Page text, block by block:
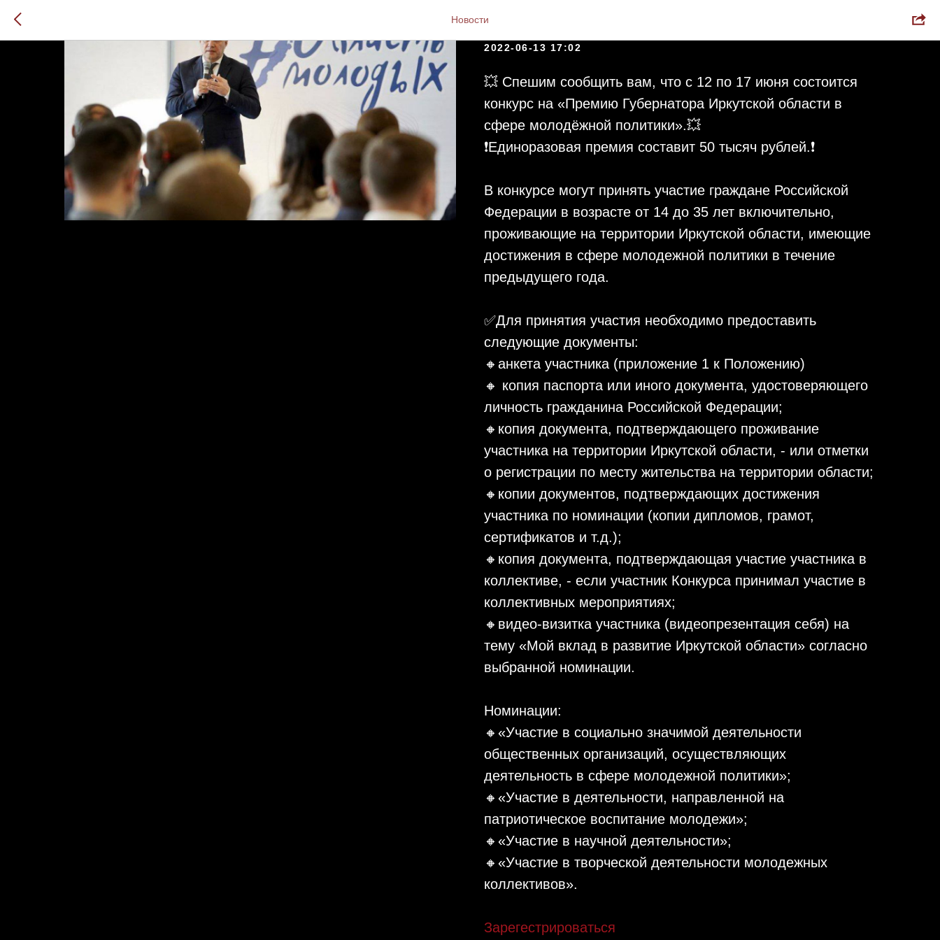
НовостиПремия Губернатора
2022-06-13 17:02
💥 Спешим сообщить вам, что с 12 по 17 июня состоится
конкурс на «Премию Губернатора Иркутской области в
сфере молодёжной политики».💥
❗️Единоразовая премия составит 50 тысяч рублей.❗️
В конкурсе могут принять участие граждане Российской
Федерации в возрасте от 14 до 35 лет включительно,
проживающие на территории Иркутской области, имеющие
достижения в сфере молодежной политики в течение
предыдущего года.
✅Для принятия участия необходимо предоставить
следующие документы:
🔸анкета участника (приложение 1 к Положению)
🔸 копия паспорта или иного документа, удостоверяющего
личность гражданина Российской Федерации;
🔸копия документа, подтверждающего проживание
участника на территории Иркутской области, - или отметки
о регистрации по месту жительства на территории области;
🔸копии документов, подтверждающих достижения
участника по номинации (копии дипломов, грамот,
сертификатов и т.д.);
🔸копия документа, подтверждающая участие участника в
коллективе, - если участник Конкурса принимал участие в
коллективных мероприятиях;
🔸видео-визитка участника (видеопрезентация себя) на
тему «Мой вклад в развитие Иркутской области» согласно
выбранной номинации.
Номинации:
🔸«Участие в социально значимой деятельности
общественных организаций, осуществляющих
деятельность в сфере молодежной политики»;
🔸«Участие в деятельности, направленной на
патриотическое воспитание молодежи»;
🔸«Участие в научной деятельности»;
🔸«Участие в творческой деятельности молодежных
коллективов».
Зарегестрироваться